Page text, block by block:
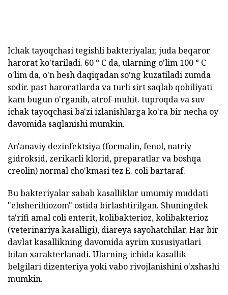
Ichak tayoqchasi tegishli bakteriyalar, juda beqaror
harorat ko'tariladi. 60 ° C da, ularning o'lim 100 ° C
o'lim da, o'n besh daqiqadan so'ng kuzatiladi zumda
sodir. past haroratlarda va turli sirt saqlab qobiliyati
kam bugun o'rganib, atrof-muhit. tuproqda va suv
ichak tayoqchasi ba'zi izlanishlarga ko'ra bir necha oy
davomida saqlanishi mumkin.
An'anaviy dezinfektsiya (formalin, fenol, natriy
gidroksid, zerikarli klorid, preparatlar va boshqa
creolin) normal cho'kmasi tez E. coli bartaraf.
Bu bakteriyalar sabab kasalliklar umumiy muddati
"ehsherihiozom" ostida birlashtirilgan. Shuningdek
ta'rifi amal coli enterit, kolibakterioz, kolibakterioz
(veterinariya kasalligi), diareya sayohatchilar. Har bir
davlat kasallikning davomida ayrim xususiyatlari
bilan xarakterlanadi. Ularning ichida kasallik
belgilari dizenteriya yoki vabo rivojlanishini o'xshashi
mumkin.